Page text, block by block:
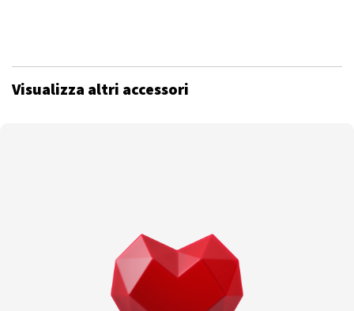
Visualizza altri accessori